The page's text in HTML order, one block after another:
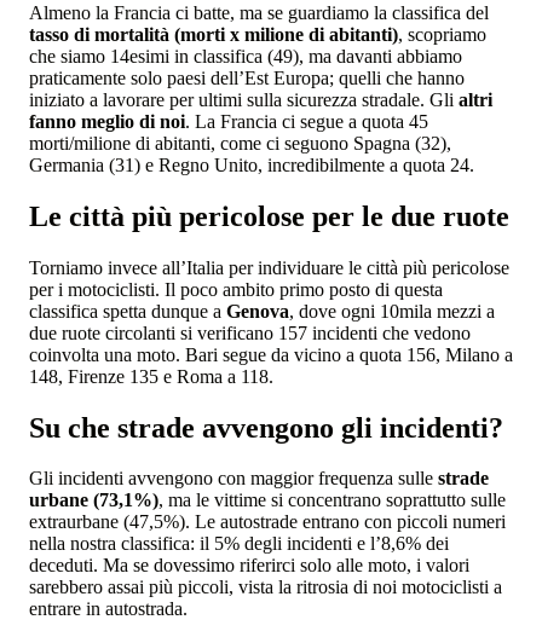
Almeno la Francia ci batte, ma se guardiamo la classifica del
tasso di mortalità (morti x milione di abitanti), scopriamo
che siamo 14esimi in classifica (49), ma davanti abbiamo
praticamente solo paesi dell’Est Europa; quelli che hanno
iniziato a lavorare per ultimi sulla sicurezza stradale. Gli altri
fanno meglio di noi. La Francia ci segue a quota 45
morti/milione di abitanti, come ci seguono Spagna (32),
Germania (31) e Regno Unito, incredibilmente a quota 24.
Le città più pericolose per le due ruote
Torniamo invece all’Italia per individuare le città più pericolose
per i motociclisti. Il poco ambito primo posto di questa
classifica spetta dunque a Genova, dove ogni 10mila mezzi a
due ruote circolanti si verificano 157 incidenti che vedono
coinvolta una moto. Bari segue da vicino a quota 156, Milano a
148, Firenze 135 e Roma a 118.
Su che strade avvengono gli incidenti?
Gli incidenti avvengono con maggior frequenza sulle strade
urbane (73,1%), ma le vittime si concentrano soprattutto sulle
extraurbane (47,5%). Le autostrade entrano con piccoli numeri
nella nostra classifica: il 5% degli incidenti e l’8,6% dei
deceduti. Ma se dovessimo riferirci solo alle moto, i valori
sarebbero assai più piccoli, vista la ritrosia di noi motociclisti a
entrare in autostrada.